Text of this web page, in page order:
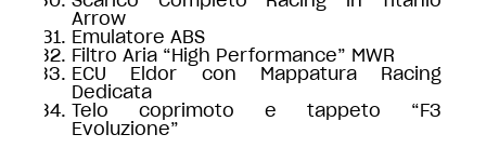
Arrow
Emulatore ABS
Filtro Aria “High Performance” MWR
ECU Eldor con Mappatura Racing
Dedicata
Telo coprimoto e tappeto “F3
Evoluzione”